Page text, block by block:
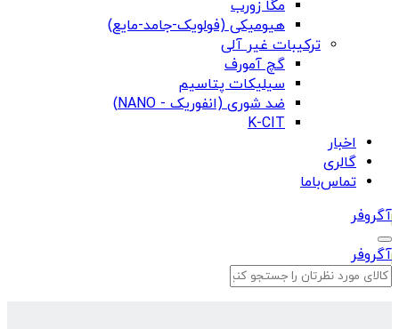
مگا زورب
هیومیکی (فولویک-جامد-مایع)
ترکیبات غیر آلی
گچ آمورف
سیلیکات پتاسیم
ضد شوری (انفوریک - NANO)
K-CIT
اخبار
گالری
تماس‌باما
آگروفر
آگروفر